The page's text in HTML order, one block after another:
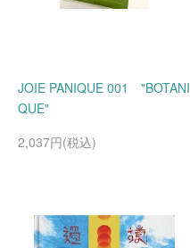
JOIE PANIQUE 001 "BOTANI
QUE"
2,037円(税込)